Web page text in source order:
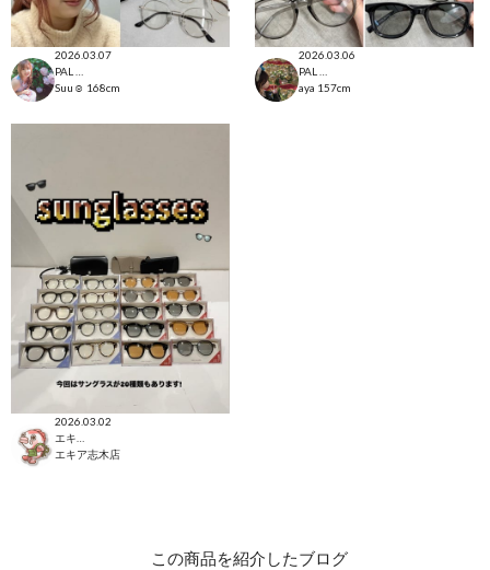
2026.03.07
Suu☺︎ 168cm
2026.03.06
aya 157cm
2026.03.02
エキア志木店
この商品を紹介したブログ